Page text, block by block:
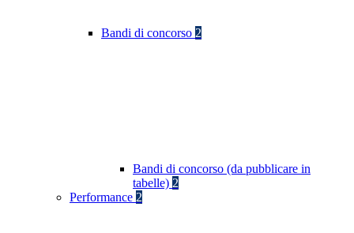
Bandi di concorso 2
Bandi di concorso (da pubblicare in
tabelle) 2
Performance 2